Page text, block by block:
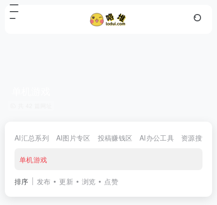
AI汇总系列 AI图片专区 投稿赚钱区 AI办公工具 资源搜索区
单机游戏
排序 发布 更新 浏览 点赞